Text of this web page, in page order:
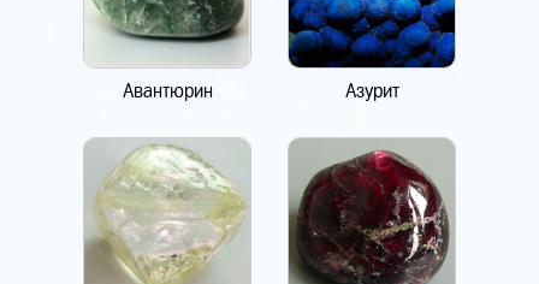
Авантюрин Азурит